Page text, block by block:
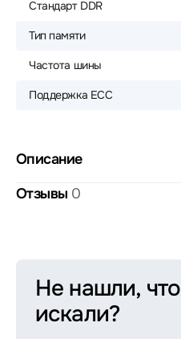
Стандарт DDR
Тип памяти
Частота шины
Поддержка ECC
Описание
Отзывы 0
Не нашли, что
искали?